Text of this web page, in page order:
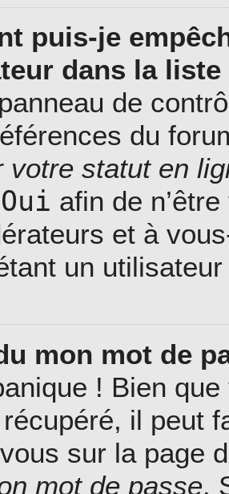
puis-je
dans la
de
du
votre statut en
Oui afin de
et à
un
mon mot de
! Bien
il peut
sur la page
mot de passe.